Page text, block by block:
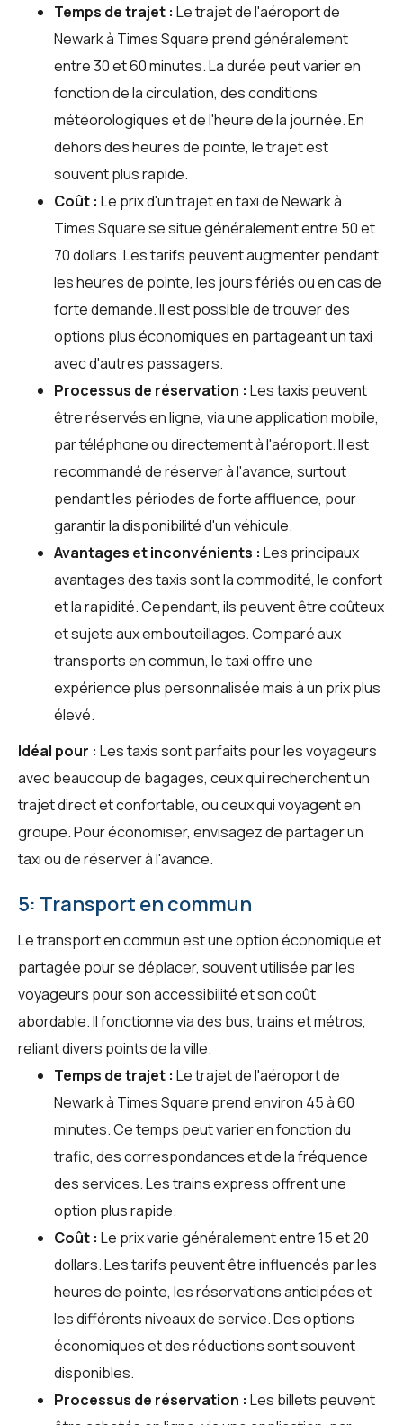
Temps de trajet : Le trajet de l'aéroport de
Newark à Times Square prend généralement
entre 30 et 60 minutes. La durée peut varier en
fonction de la circulation, des conditions
météorologiques et de l'heure de la journée. En
dehors des heures de pointe, le trajet est
souvent plus rapide.
Coût : Le prix d'un trajet en taxi de Newark à
Times Square se situe généralement entre 50 et
70 dollars. Les tarifs peuvent augmenter pendant
les heures de pointe, les jours fériés ou en cas de
forte demande. Il est possible de trouver des
options plus économiques en partageant un taxi
avec d'autres passagers.
Processus de réservation : Les taxis peuvent
être réservés en ligne, via une application mobile,
par téléphone ou directement à l'aéroport. Il est
recommandé de réserver à l'avance, surtout
pendant les périodes de forte affluence, pour
garantir la disponibilité d'un véhicule.
Avantages et inconvénients : Les principaux
avantages des taxis sont la commodité, le confort
et la rapidité. Cependant, ils peuvent être coûteux
et sujets aux embouteillages. Comparé aux
transports en commun, le taxi offre une
expérience plus personnalisée mais à un prix plus
élevé.
Idéal pour : Les taxis sont parfaits pour les voyageurs
avec beaucoup de bagages, ceux qui recherchent un
trajet direct et confortable, ou ceux qui voyagent en
groupe. Pour économiser, envisagez de partager un
taxi ou de réserver à l'avance.
5: Transport en commun
Le transport en commun est une option économique et
partagée pour se déplacer, souvent utilisée par les
voyageurs pour son accessibilité et son coût
abordable. Il fonctionne via des bus, trains et métros,
reliant divers points de la ville.
Temps de trajet : Le trajet de l'aéroport de
Newark à Times Square prend environ 45 à 60
minutes. Ce temps peut varier en fonction du
trafic, des correspondances et de la fréquence
des services. Les trains express offrent une
option plus rapide.
Coût : Le prix varie généralement entre 15 et 20
dollars. Les tarifs peuvent être influencés par les
heures de pointe, les réservations anticipées et
les différents niveaux de service. Des options
économiques et des réductions sont souvent
disponibles.
Processus de réservation : Les billets peuvent